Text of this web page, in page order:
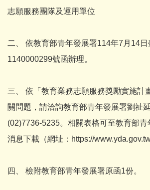
志願服務團隊及運用單位
二、 依教育部青年發展署114年7月14
1140000299號函辦理。
三、 依「教育業務志願服務獎勵實施計
關問題，請洽詢教育部青年發展署劉祉
(02)7736-5235。相關表格可至教育部
消息下載（網址：https://
四、 檢附教育部青年發展署原函1份。